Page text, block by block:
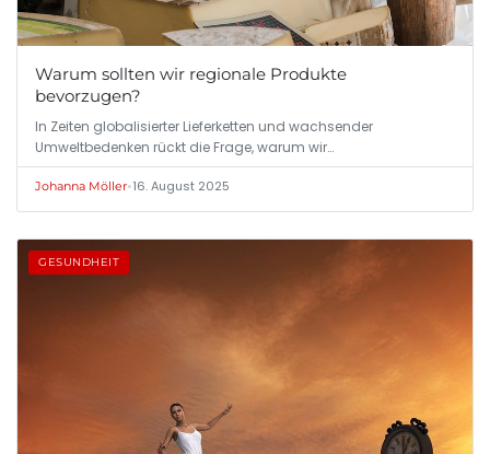
Warum sollten wir regionale Produkte
bevorzugen?
In Zeiten globalisierter Lieferketten und wachsender
Umweltbedenken rückt die Frage, warum wir…
Johanna Möller•16. August 2025
GESUNDHEIT